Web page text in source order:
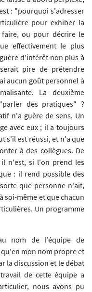
: "pourquoi s'adresser
pour exhiber la
ou pour décrire le
effectivement le plus
d'intérêt non plus à
pire de prétendre
aucun goût personnel à
La deuxième
des pratiques" ?
n'a guère de sens. Un
avec eux ; il a toujours
s'il est réussi, et n'a que
à des collègues. De
n'est, si l'on prend les
: il rend possible des
que personne n'ait,
soi-même et que chacun
Un programme
nom de l'équipe de
mon nom propre et
la discussion et le débat
de cette équipe a
nous avons pu